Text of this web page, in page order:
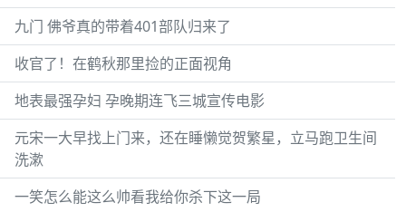
九门 佛爷真的带着401部队归来了
收官了！在鹤秋那里捡的正面视角
地表最强孕妇 孕晚期连飞三城宣传电影
元宋一大早找上门来，还在睡懒觉贺繁星，立马跑卫生间
洗漱
一笑怎么能这么帅看我给你杀下这一局